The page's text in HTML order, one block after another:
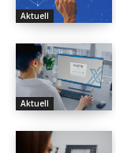
Aktuell
Aktuell